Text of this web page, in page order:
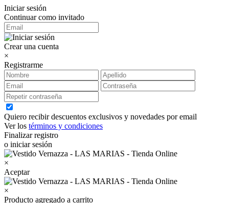
Iniciar sesión
Continuar como invitado
Crear una cuenta
×
Registrarme
Quiero recibir descuentos exclusivos y novedades por email
Ver los términos y condiciones
Finalizar registro
o iniciar sesión
×
Aceptar
×
Producto agregado a carrito